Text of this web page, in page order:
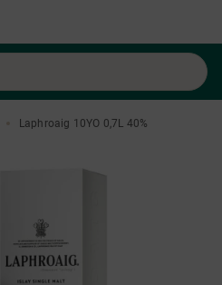
Laphroaig 10YO 0,7L 40%